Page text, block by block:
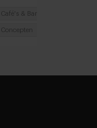
Café's & Bars
Concepten